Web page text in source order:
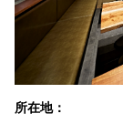
所在地：